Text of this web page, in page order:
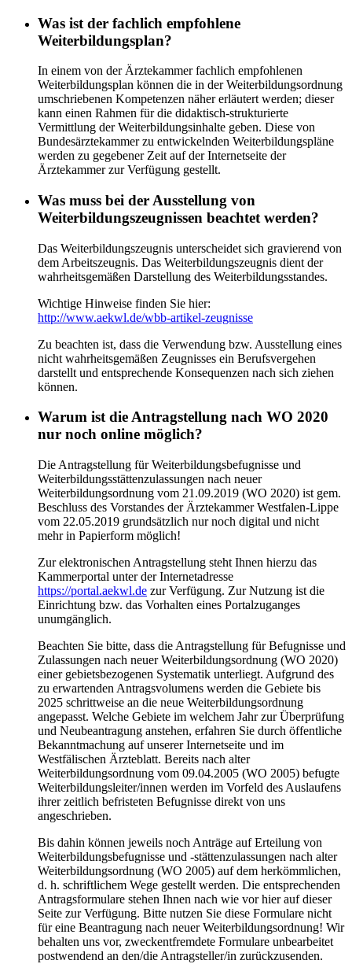
Was ist der fachlich empfohlene
Weiterbildungsplan?
In einem von der Ärztekammer fachlich empfohlenen
Weiterbildungsplan können die in der Weiterbildungsordnung
umschriebenen Kompetenzen näher erläutert werden; dieser
kann einen Rahmen für die didaktisch-strukturierte
Vermittlung der Weiterbildungsinhalte geben. Diese von
Bundesärztekammer zu entwickelnden Weiterbildungspläne
werden zu gegebener Zeit auf der Internetseite der
Ärztekammer zur Verfügung gestellt.
Was muss bei der Ausstellung von
Weiterbildungszeugnissen beachtet werden?
Das Weiterbildungszeugnis unterscheidet sich gravierend von
dem Arbeitszeugnis. Das Weiterbildungszeugnis dient der
wahrheitsgemäßen Darstellung des Weiterbildungsstandes.
Wichtige Hinweise finden Sie hier:
http://www.aekwl.de/wbb-artikel-zeugnisse
Zu beachten ist, dass die Verwendung bzw. Ausstellung eines
nicht wahrheitsgemäßen Zeugnisses ein Berufsvergehen
darstellt und entsprechende Konsequenzen nach sich ziehen
können.
Warum ist die Antragstellung nach WO 2020
nur noch online möglich?
Die Antragstellung für Weiterbildungsbefugnisse und
Weiterbildungsstättenzulassungen nach neuer
Weiterbildungsordnung vom 21.09.2019 (WO 2020) ist gem.
Beschluss des Vorstandes der Ärztekammer Westfalen-Lippe
vom 22.05.2019 grundsätzlich nur noch digital und nicht
mehr in Papierform möglich!
Zur elektronischen Antragstellung steht Ihnen hierzu das
Kammerportal unter der Internetadresse
https://portal.aekwl.de zur Verfügung. Zur Nutzung ist die
Einrichtung bzw. das Vorhalten eines Portalzuganges
unumgänglich.
Beachten Sie bitte, dass die Antragstellung für Befugnisse und
Zulassungen nach neuer Weiterbildungsordnung (WO 2020)
einer gebietsbezogenen Systematik unterliegt. Aufgrund des
zu erwartenden Antragsvolumens werden die Gebiete bis
2025 schrittweise an die neue Weiterbildungsordnung
angepasst. Welche Gebiete im welchem Jahr zur Überprüfung
und Neubeantragung anstehen, erfahren Sie durch öffentliche
Bekanntmachung auf unserer Internetseite und im
Westfälischen Ärzteblatt. Bereits nach alter
Weiterbildungsordnung vom 09.04.2005 (WO 2005) befugte
Weiterbildungsleiter/innen werden im Vorfeld des Auslaufens
ihrer zeitlich befristeten Befugnisse direkt von uns
angeschrieben.
Bis dahin können jeweils noch Anträge auf Erteilung von
Weiterbildungsbefugnisse und -stättenzulassungen nach alter
Weiterbildungsordnung (WO 2005) auf dem herkömmlichen,
d. h. schriftlichem Wege gestellt werden. Die entsprechenden
Antragsformulare stehen Ihnen nach wie vor hier auf dieser
Seite zur Verfügung. Bitte nutzen Sie diese Formulare nicht
für eine Beantragung nach neuer Weiterbildungsordnung! Wir
behalten uns vor, zweckentfremdete Formulare unbearbeitet
postwendend an den/die Antragsteller/in zurückzusenden.